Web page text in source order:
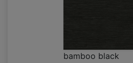
bamboo black